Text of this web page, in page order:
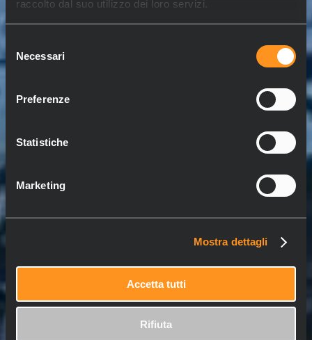
raccolto dal suo utilizzo dei loro servizi.
delNecessari
Preferenze
Statistiche
Marketing
Mostra dettagli
Accetta tutti
Rifiuta